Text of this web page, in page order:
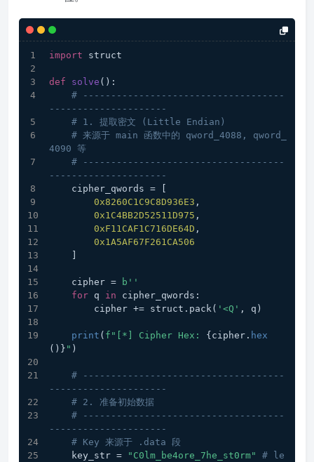
import struct
def solve ():
# ------------------------------------
---------------------
# 1. 提取密文 (Little Endian)
# 来源于 main 函数中的 qword_4088, qword_
4090 等
# ------------------------------------
---------------------
    cipher_qwords = [
0x8260C1C9C8D936E3 ,
0x1C4BB2D52511D975 ,
0xF11CAF1C716DE64D ,
0x1A5AF67F261CA506
    cipher =
b''
for q in cipher_qwords:
        cipher += struct.pack(
'<Q' , q)
print ( f"[*] Cipher Hex: {cipher. hex
()} " )
# ------------------------------------
---------------------
# 2. 准备初始数据
# ------------------------------------
---------------------
# Key 来源于 .data 段
    key_str =
"C0lm_be4ore_7he_st0rm"
# le